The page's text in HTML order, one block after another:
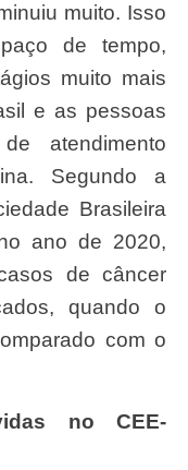
muito. Isso
de tempo,
muito mais
e as pessoas
atendimento
Segundo a
Brasileira
ano de 2020,
de câncer
quando o
com o